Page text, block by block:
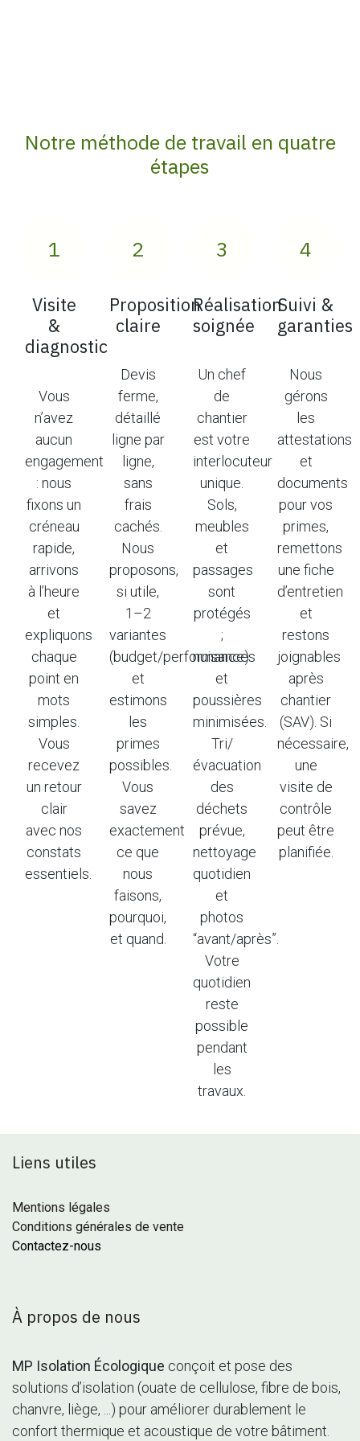
Notre méthode de travail en quatre
étapes
1
Visite
&
diagnostic
Vous
n’avez
aucun
engagement
: nous
fixons un
créneau
rapide,
arrivons
à l’heure
et
expliquons
chaque
point en
mots
simples.
Vous
recevez
un retour
clair
avec nos
constats
essentiels.
2
Proposition
claire
Devis
ferme,
détaillé
ligne par
ligne,
sans
frais
cachés.
Nous
proposons,
si utile,
1–2
variantes
(budget/performance)
et
estimons
les
primes
possibles.
Vous
savez
exactement
ce que
nous
faisons,
pourquoi,
et quand.
3
Réalisation
soignée
Un chef
de
chantier
est votre
interlocuteur
unique.
Sols,
meubles
et
passages
sont
protégés
;
nuisances
et
poussières
minimisées.
Tri/
évacuation
des
déchets
prévue,
nettoyage
quotidien
et
photos
“avant/après”.
Votre
quotidien
reste
possible
pendant
les
travaux.
4
Suivi &
garanties
Nous
gérons
les
attestations
et
documents
pour vos
primes,
remettons
une fiche
d’entretien
et
restons
joignables
après
chantier
(SAV). Si
nécessaire,
une
visite de
contrôle
peut être
planifiée.
Liens utiles
Mentions légales
Conditions générales de vente
Contactez-nous
À propos de nous
MP Isolation Écologique conçoit et pose des
solutions d’isolation (ouate de cellulose, fibre de bois,
chanvre, liège, ...) pour améliorer durablement le
confort thermique et acoustique de votre bâtiment.